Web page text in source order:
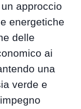
approccio
energetiche
delle
ai
una
verde e